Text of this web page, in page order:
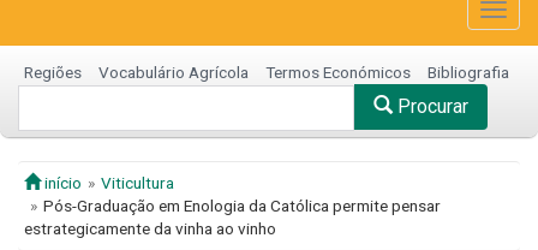
Regiões Vocabulário Agrícola Termos Económicos Bibliografia
Procurar
início
Viticultura
Pós-Graduação em Enologia da Católica permite pensar
estrategicamente da vinha ao vinho